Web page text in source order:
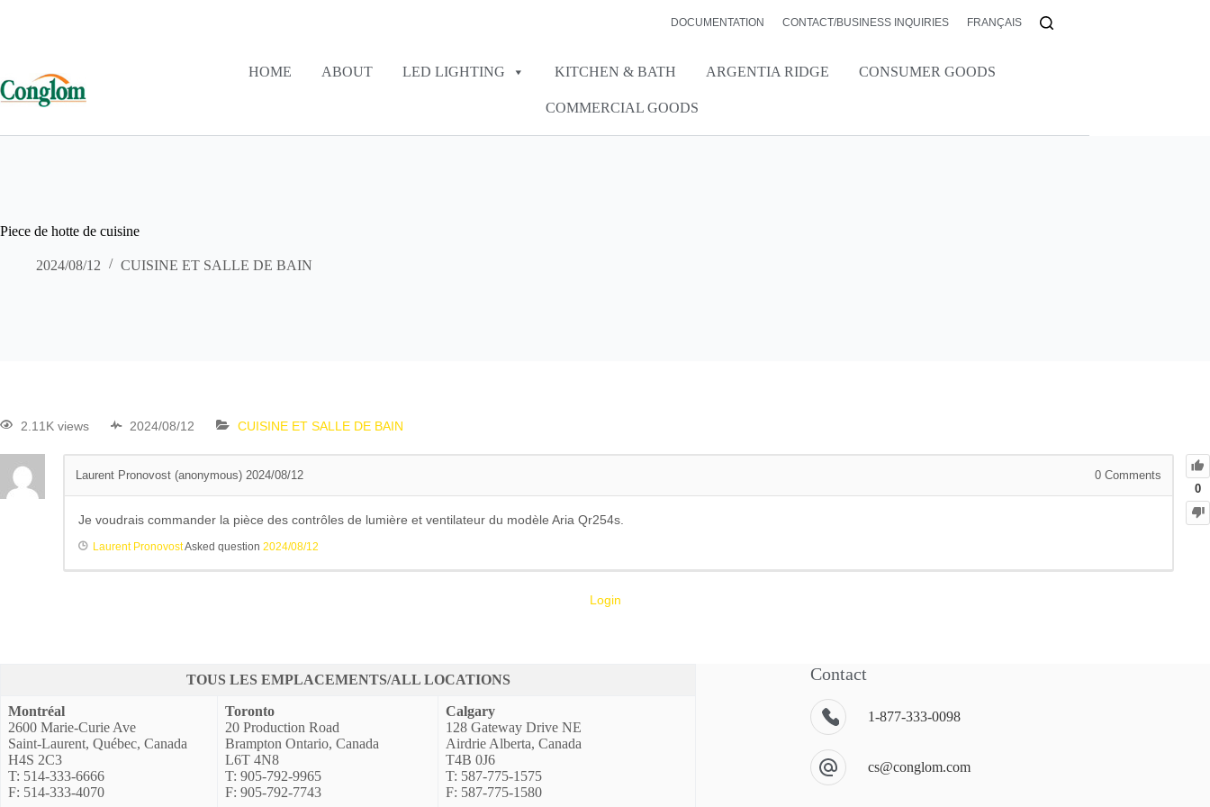
DOCUMENTATION CONTACT/BUSINESS INQUIRIES FRANÇAIS
HOME ABOUT LED LIGHTING KITCHEN & BATH ARGENTIA RIDGE CONSUMER GOODS
COMMERCIAL GOODS
Piece de hotte de cuisine
2024/08/12 CUISINE ET SALLE DE BAIN
2.11K views 2024/08/12 CUISINE ET SALLE DE BAIN
0
Laurent Pronovost (anonymous) 2024/08/12 0 Comments
Je voudrais commander la pièce des contrôles de lumière et ventilateur du modèle Aria Qr254s.
Laurent PronovostAsked question 2024/08/12
Login
TOUS LES EMPLACEMENTS/ALL LOCATIONS
Montréal
2600 Marie-Curie Ave
Saint-Laurent, Québec, Canada
H4S 2C3
T: 514-333-6666
F: 514-333-4070
Toronto
20 Production Road
Brampton Ontario, Canada
L6T 4N8
T: 905-792-9965
F: 905-792-7743
Calgary
128 Gateway Drive NE
Airdrie Alberta, Canada
T4B 0J6
T: 587-775-1575
F: 587-775-1580
Contact
1-877-333-0098
cs@conglom.com